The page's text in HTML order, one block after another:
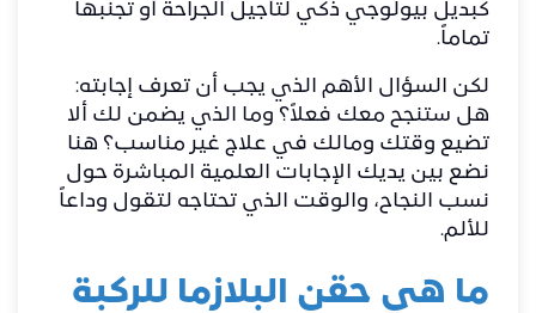
كبديل بيولوجي ذكي لتأجيل الجراحة أو تجنبها
تماماً.
لكن السؤال الأهم الذي يجب أن تعرف إجابته:
هل ستنجح معك فعلاً؟ وما الذي يضمن لك ألا
تضيع وقتك ومالك في علاج غير مناسب؟ هنا
نضع بين يديك الإجابات العلمية المباشرة حول
نسب النجاح، والوقت الذي تحتاجه لتقول وداعاً
للألم.
ما هي حقن البلازما للركبة